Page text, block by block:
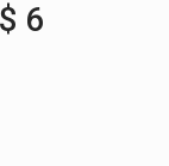
6